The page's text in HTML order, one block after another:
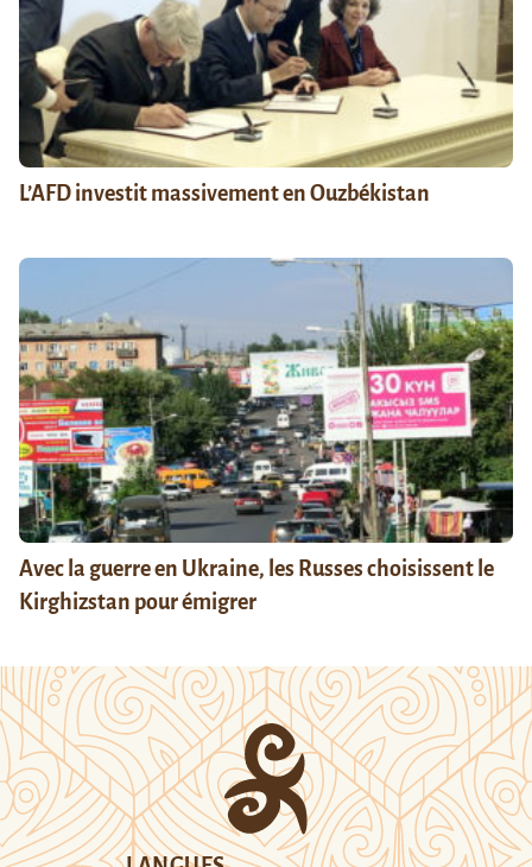
L’AFD investit massivement en Ouzbékistan
Avec la guerre en Ukraine, les Russes choisissent le
Kirghizstan pour émigrer